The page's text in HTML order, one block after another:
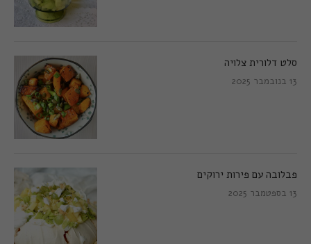
סלט דלורית צלויה
13 בנובמבר 2025
פבלובה עם פירות ירוקים
13 בספטמבר 2025